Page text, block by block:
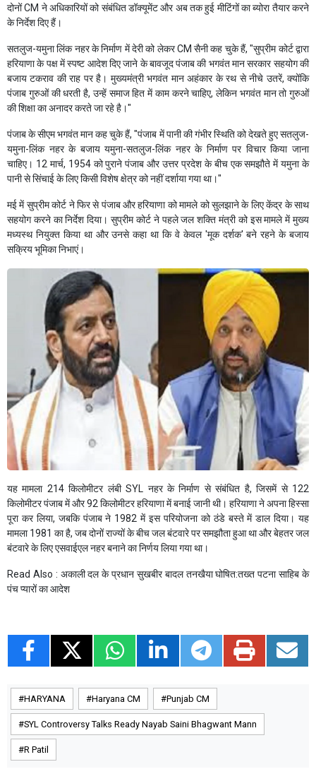
दोनों CM ने अधिकारियों को संबंधित डॉक्यूमेंट और अब तक हुई मीटिंगों का ब्योरा तैयार करने
के निर्देश दिए हैं।
सतलुज-यमुना लिंक नहर के निर्माण में देरी को लेकर CM सैनी कह चुके हैं, "सुप्रीम कोर्ट द्वारा
हरियाणा के पक्ष में स्पष्ट आदेश दिए जाने के बावजूद पंजाब की भगवंत मान सरकार सहयोग की
बजाय टकराव की राह पर है। मुख्यमंत्री भगवंत मान अहंकार के रथ से नीचे उतरें, क्योंकि
पंजाब गुरुओं की धरती है, उन्हें समाज हित में काम करने चाहिए, लेकिन भगवंत मान तो गुरुओं
की शिक्षा का अनादर करते जा रहे है।"
पंजाब के सीएम भगवंत मान कह चुके हैं, "पंजाब में पानी की गंभीर स्थिति को देखते हुए सतलुज-
यमुना-लिंक नहर के बजाय यमुना-सतलुज-लिंक नहर के निर्माण पर विचार किया जाना
चाहिए। 12 मार्च, 1954 को पुराने पंजाब और उत्तर प्रदेश के बीच एक समझौते में यमुना के
पानी से सिंचाई के लिए किसी विशेष क्षेत्र को नहीं दर्शाया गया था।"
मई में सुप्रीम कोर्ट ने फिर से पंजाब और हरियाणा को मामले को सुलझाने के लिए केंद्र के साथ
सहयोग करने का निर्देश दिया। सुप्रीम कोर्ट ने पहले जल शक्ति मंत्री को इस मामले में मुख्य
मध्यस्थ नियुक्त किया था और उनसे कहा था कि वे केवल 'मूक दर्शक' बने रहने के बजाय
सक्रिय भूमिका निभाएं।
यह मामला 214 किलोमीटर लंबी SYL नहर के निर्माण से संबंधित है, जिसमें से 122
किलोमीटर पंजाब में और 92 किलोमीटर हरियाणा में बनाई जानी थी। हरियाणा ने अपना हिस्सा
पूरा कर लिया, जबकि पंजाब ने 1982 में इस परियोजना को ठंडे बस्ते में डाल दिया। यह
मामला 1981 का है, जब दोनों राज्यों के बीच जल बंटवारे पर समझौता हुआ था और बेहतर जल
बंटवारे के लिए एसवाईएल नहर बनाने का निर्णय लिया गया था।
Read Also : अकाली दल के प्रधान सुखबीर बादल तनखैया घोषित:तख्त पटना साहिब के
पंच प्यारों का आदेश
HARYANA Haryana CM Punjab CM
SYL Controversy Talks Ready Nayab Saini Bhagwant Mann
R Patil